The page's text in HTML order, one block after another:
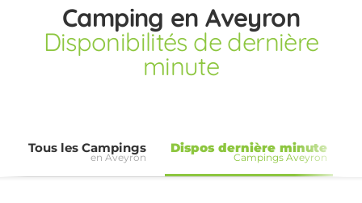
Camping en Aveyron
Disponibilités de dernière
minute
Tous les Campings
en Aveyron
Dispos dernière minute
Campings Aveyron